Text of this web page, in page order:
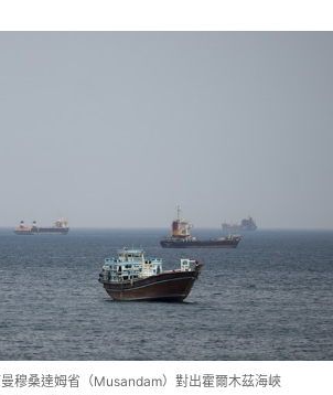
穆桑達姆省（Musandam）對出霍爾木茲海峽